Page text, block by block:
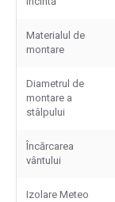
Materialul de
montare
Diametrul de
montare a
stâlpului
Încărcarea
vântului
Izolare Meteo